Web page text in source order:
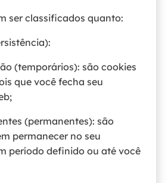
ser classificados quanto:
(temporários): são cookies
que você fecha seu
(permanentes): são
permanecer no seu
período definido ou até você